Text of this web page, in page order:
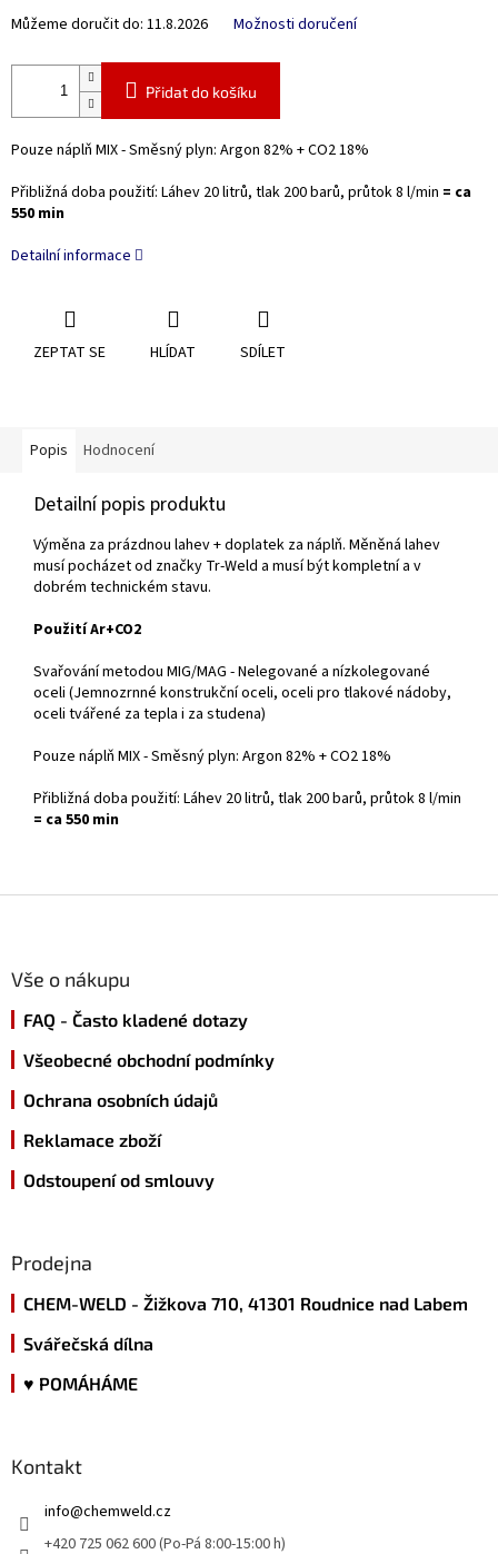
Můžeme doručit do: 11.8.2026 Možnosti doručení
Přidat do košíku
Pouze náplň MIX - Směsný plyn: Argon 82% + CO2 18%
Přibližná doba použití: Láhev 20 litrů, tlak 200 barů, průtok 8 l/min = ca
550 min
Detailní informace
ZEPTAT SE HLÍDAT SDÍLET
Popis Hodnocení
Detailní popis produktu
Výměna za prázdnou lahev + doplatek za náplň. Měněná lahev
musí pocházet od značky Tr-Weld a musí být kompletní a v
dobrém technickém stavu.
Použití Ar+CO2
Svařování metodou MIG/MAG - Nelegované a nízkolegované
oceli (Jemnozrnné konstrukční oceli, oceli pro tlakové nádoby,
oceli tvářené za tepla i za studena)
Pouze náplň MIX - Směsný plyn: Argon 82% + CO2 18%
Přibližná doba použití: Láhev 20 litrů, tlak 200 barů, průtok 8 l/min
= ca 550 min
Vše o nákupu
FAQ - Často kladené dotazy
Všeobecné obchodní podmínky
Ochrana osobních údajů
Reklamace zboží
Odstoupení od smlouvy
Prodejna
CHEM-WELD - Žižkova 710, 41301 Roudnice nad Labem
Svářečská dílna
♥ POMÁHÁME
Kontakt
info@chemweld.cz
+420 725 062 600 (Po-Pá 8:00-15:00 h)